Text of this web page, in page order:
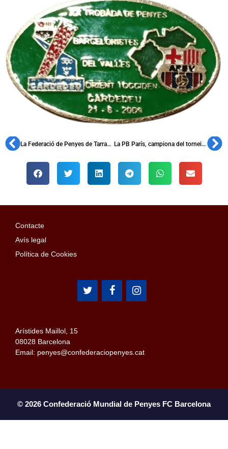
La Federació de Penyes de Tarragona Nord celebra una nova assemblea La PB París, campiona del torneig interpenyes Copa Hagi
Contacte
Avís legal
Política de Cookies
Arístides Maillol, 15
08028 Barcelona
Email: penyes@confederaciopenyes.cat
© 2026 Confederació Mundial de Penyes FC Barcelona